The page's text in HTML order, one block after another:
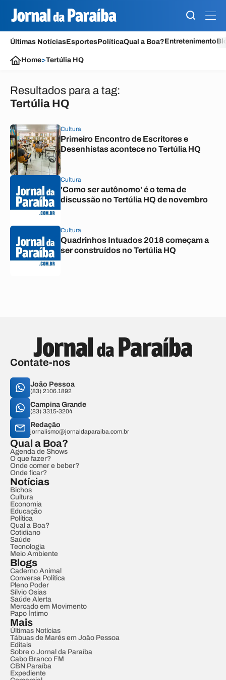
Últimas NotíciasEsportesPolíticaQual a Boa?Entretenimento
Home>Tertúlia HQ
Resultados para a tag:
Tertúlia HQ
Cultura
Primeiro Encontro de Escritores e
Desenhistas acontece no Tertúlia HQ
Cultura
'Como ser autônomo' é o tema de
discussão no Tertúlia HQ de novembro
Cultura
Quadrinhos Intuados 2018 começam a
ser construídos no Tertúlia HQ
Contate-nos
João Pessoa
(83) 2106.1892
Campina Grande
(83) 3315-3204
Redação
jornalismo@jornaldaparaiba.com.br
Qual a Boa?
Agenda de Shows
O que fazer?
Onde comer e beber?
Onde ficar?
Notícias
Bichos
Cultura
Economia
Educação
Política
Qual a Boa?
Cotidiano
Saúde
Tecnologia
Meio Ambiente
Blogs
Caderno Animal
Conversa Política
Pleno Poder
Sílvio Osias
Saúde Alerta
Mercado em Movimento
Papo Íntimo
Mais
Últimas Notícias
Tábuas de Marés em João Pessoa
Editais
Sobre o Jornal da Paraíba
Cabo Branco FM
CBN Paraíba
Expediente